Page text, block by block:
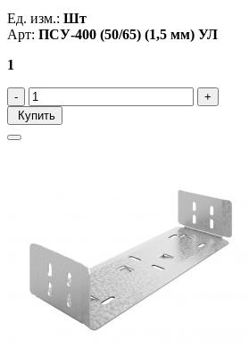
Ед. изм.: Шт
Арт: ПСУ-400 (50/65) (1,5 мм) УЛ
1
Купить